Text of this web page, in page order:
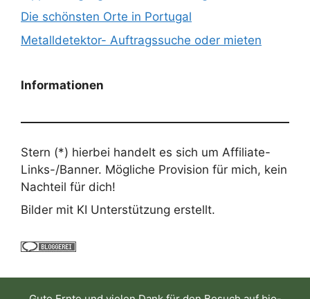
Die schönsten Orte in Portugal
Metalldetektor- Auftragssuche oder mieten
Informationen
Stern (*) hierbei handelt es sich um Affiliate-
Links-/Banner. Mögliche Provision für mich, kein
Nachteil für dich!
Bilder mit KI Unterstützung erstellt.